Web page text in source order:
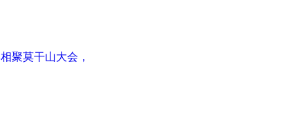
聚莫干山大会，